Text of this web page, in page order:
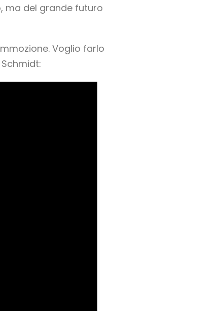
ma del grande futuro
Voglio farlo